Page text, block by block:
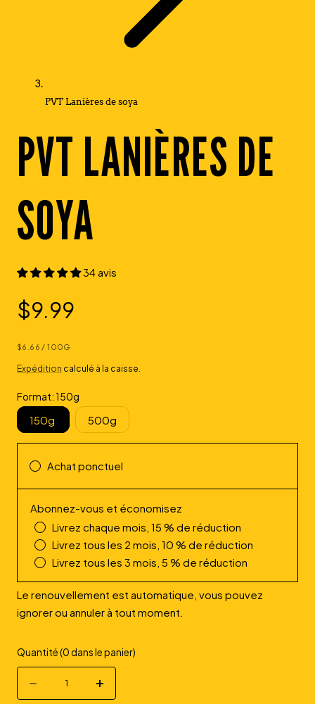
PVT Lanières de soya
PVT LANIÈRES DE
SOYA
34 avis
Prix
régulier
$9.99
UNITAIRE
$6.66 / PAR
100G
Expédition calculé à la caisse.
Format: 150g
150g 500g
Achat ponctuel
Abonnez-vous et économisez
Livrez chaque mois, 15 % de réduction
Livrez tous les 2 mois, 10 % de réduction
Livrez tous les 3 mois, 5 % de réduction
Le renouvellement est automatique, vous pouvez
ignorer ou annuler à tout moment.
Quantité(0 dans le panier)
Diminuer
Augmenter